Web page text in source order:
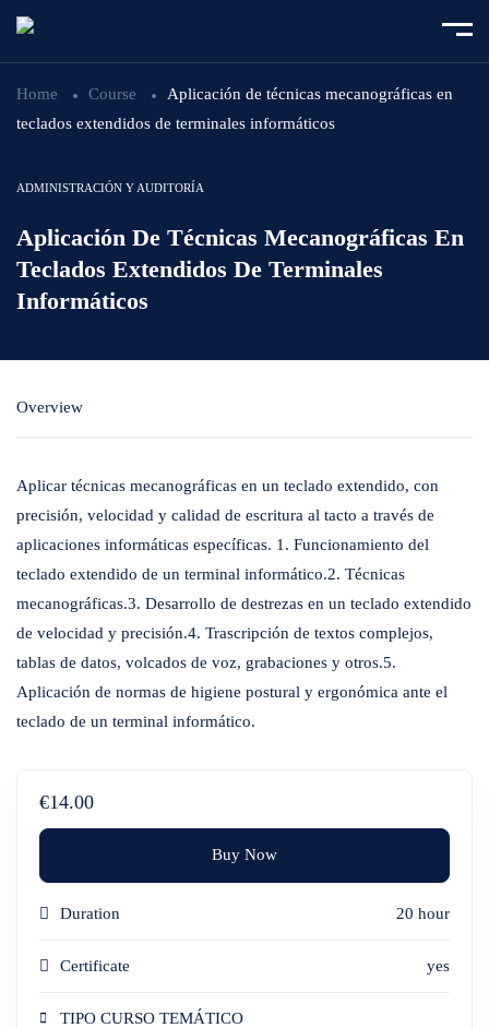
Home Course
Aplicación de técnicas mecanográficas en
teclados extendidos de terminales informáticos
ADMINISTRACIÓN Y AUDITORÍA
Aplicación De Técnicas Mecanográficas En
Teclados Extendidos De Terminales
Informáticos
Overview
Aplicar técnicas mecanográficas en un teclado extendido, con
precisión, velocidad y calidad de escritura al tacto a través de
aplicaciones informáticas específicas. 1. Funcionamiento del
teclado extendido de un terminal informático.2. Técnicas
mecanográficas.3. Desarrollo de destrezas en un teclado extendido
de velocidad y precisión.4. Trascripción de textos complejos,
tablas de datos, volcados de voz, grabaciones y otros.5.
Aplicación de normas de higiene postural y ergonómica ante el
teclado de un terminal informático.
€14.00
Buy Now
Duration 20 hour
Certificate yes
TIPO CURSO TEMÁTICO